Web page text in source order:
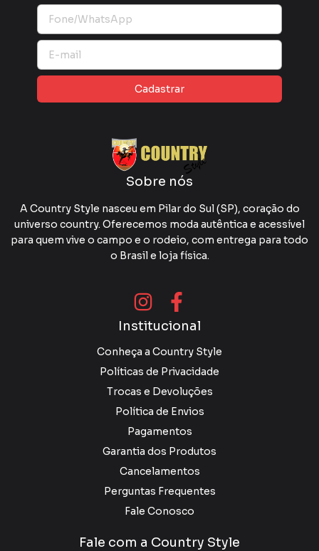
Sobre nós
A Country Style nasceu em Pilar do Sul (SP), coração do
universo country. Oferecemos moda autêntica e acessível
para quem vive o campo e o rodeio, com entrega para todo
o Brasil e loja física.
Institucional
Conheça a Country Style
Políticas de Privacidade
Trocas e Devoluções
Política de Envios
Pagamentos
Garantia dos Produtos
Cancelamentos
Perguntas Frequentes
Fale Conosco
Fale com a Country Style